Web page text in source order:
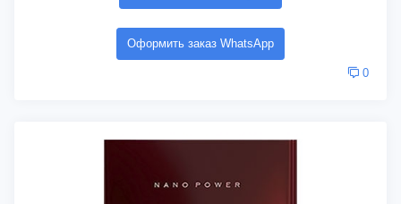
Оформить заказ WhatsApp
0